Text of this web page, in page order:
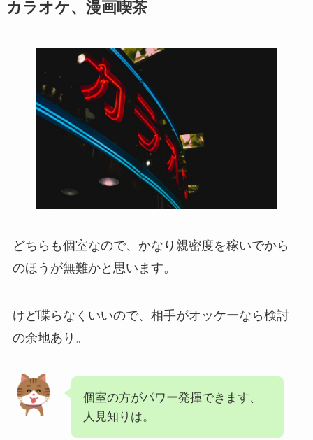
カラオケ、漫画喫茶
どちらも個室なので、かなり親密度を稼いでから
のほうが無難かと思います。
けど喋らなくいいので、相手がオッケーなら検討
の余地あり。
個室の方がパワー発揮できます、
人見知りは。